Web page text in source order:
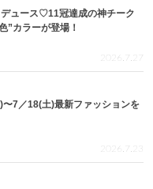
デュース♡11冠達成の神チーク
”カラーが登場！
2026.7.27
〜7／18(土)最新ファッションを
2026.7.23